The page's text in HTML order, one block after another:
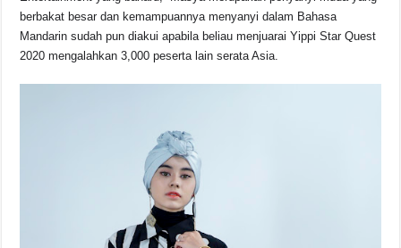
berbakat besar dan kemampuannya menyanyi dalam Bahasa
Mandarin sudah pun diakui apabila beliau menjuarai Yippi Star Quest
2020 mengalahkan 3,000 peserta lain serata Asia.